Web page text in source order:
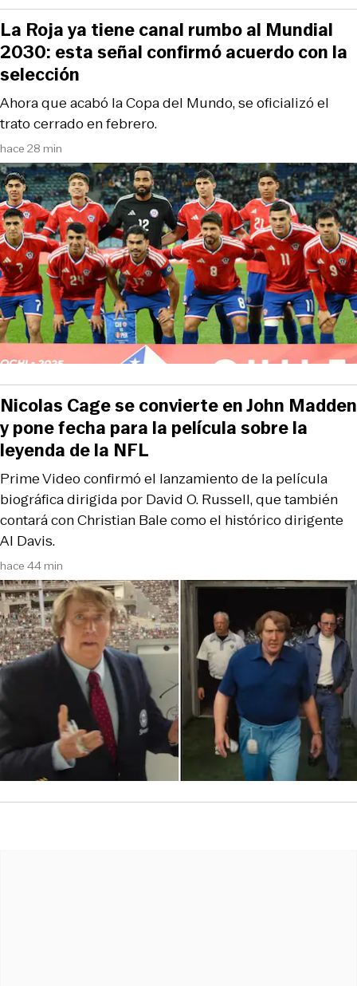
hace 28 min
Ahora que acabó la Copa del Mundo, se oficializó el
trato cerrado en febrero.
La Roja ya tiene canal rumbo al Mundial
2030: esta señal confirmó acuerdo con la
selección
hace 44 min
Prime Video confirmó el lanzamiento de la película
biográfica dirigida por David O. Russell, que también
contará con Christian Bale como el histórico dirigente
Al Davis.
Nicolas Cage se convierte en John Madden
y pone fecha para la película sobre la
leyenda de la NFL